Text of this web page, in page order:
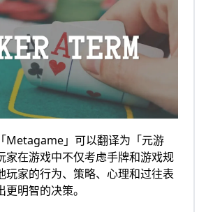
Metagame」可以翻译为「元游
家在游戏中不仅考虑手牌和游戏规
玩家的行为、策略、心理和过往表
明智的决策。